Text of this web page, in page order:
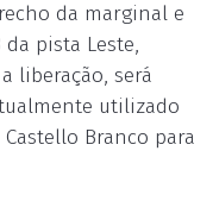
da marginal e
pista Leste,
liberação, será
utilizado
Branco para